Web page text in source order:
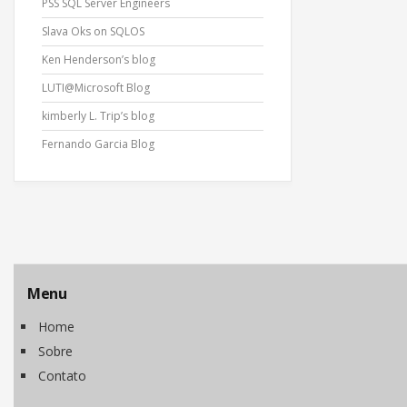
PSS SQL Server Engineers
Slava Oks on SQLOS
Ken Henderson’s blog
LUTI@Microsoft Blog
kimberly L. Trip’s blog
Fernando Garcia Blog
Menu
Home
Sobre
Contato